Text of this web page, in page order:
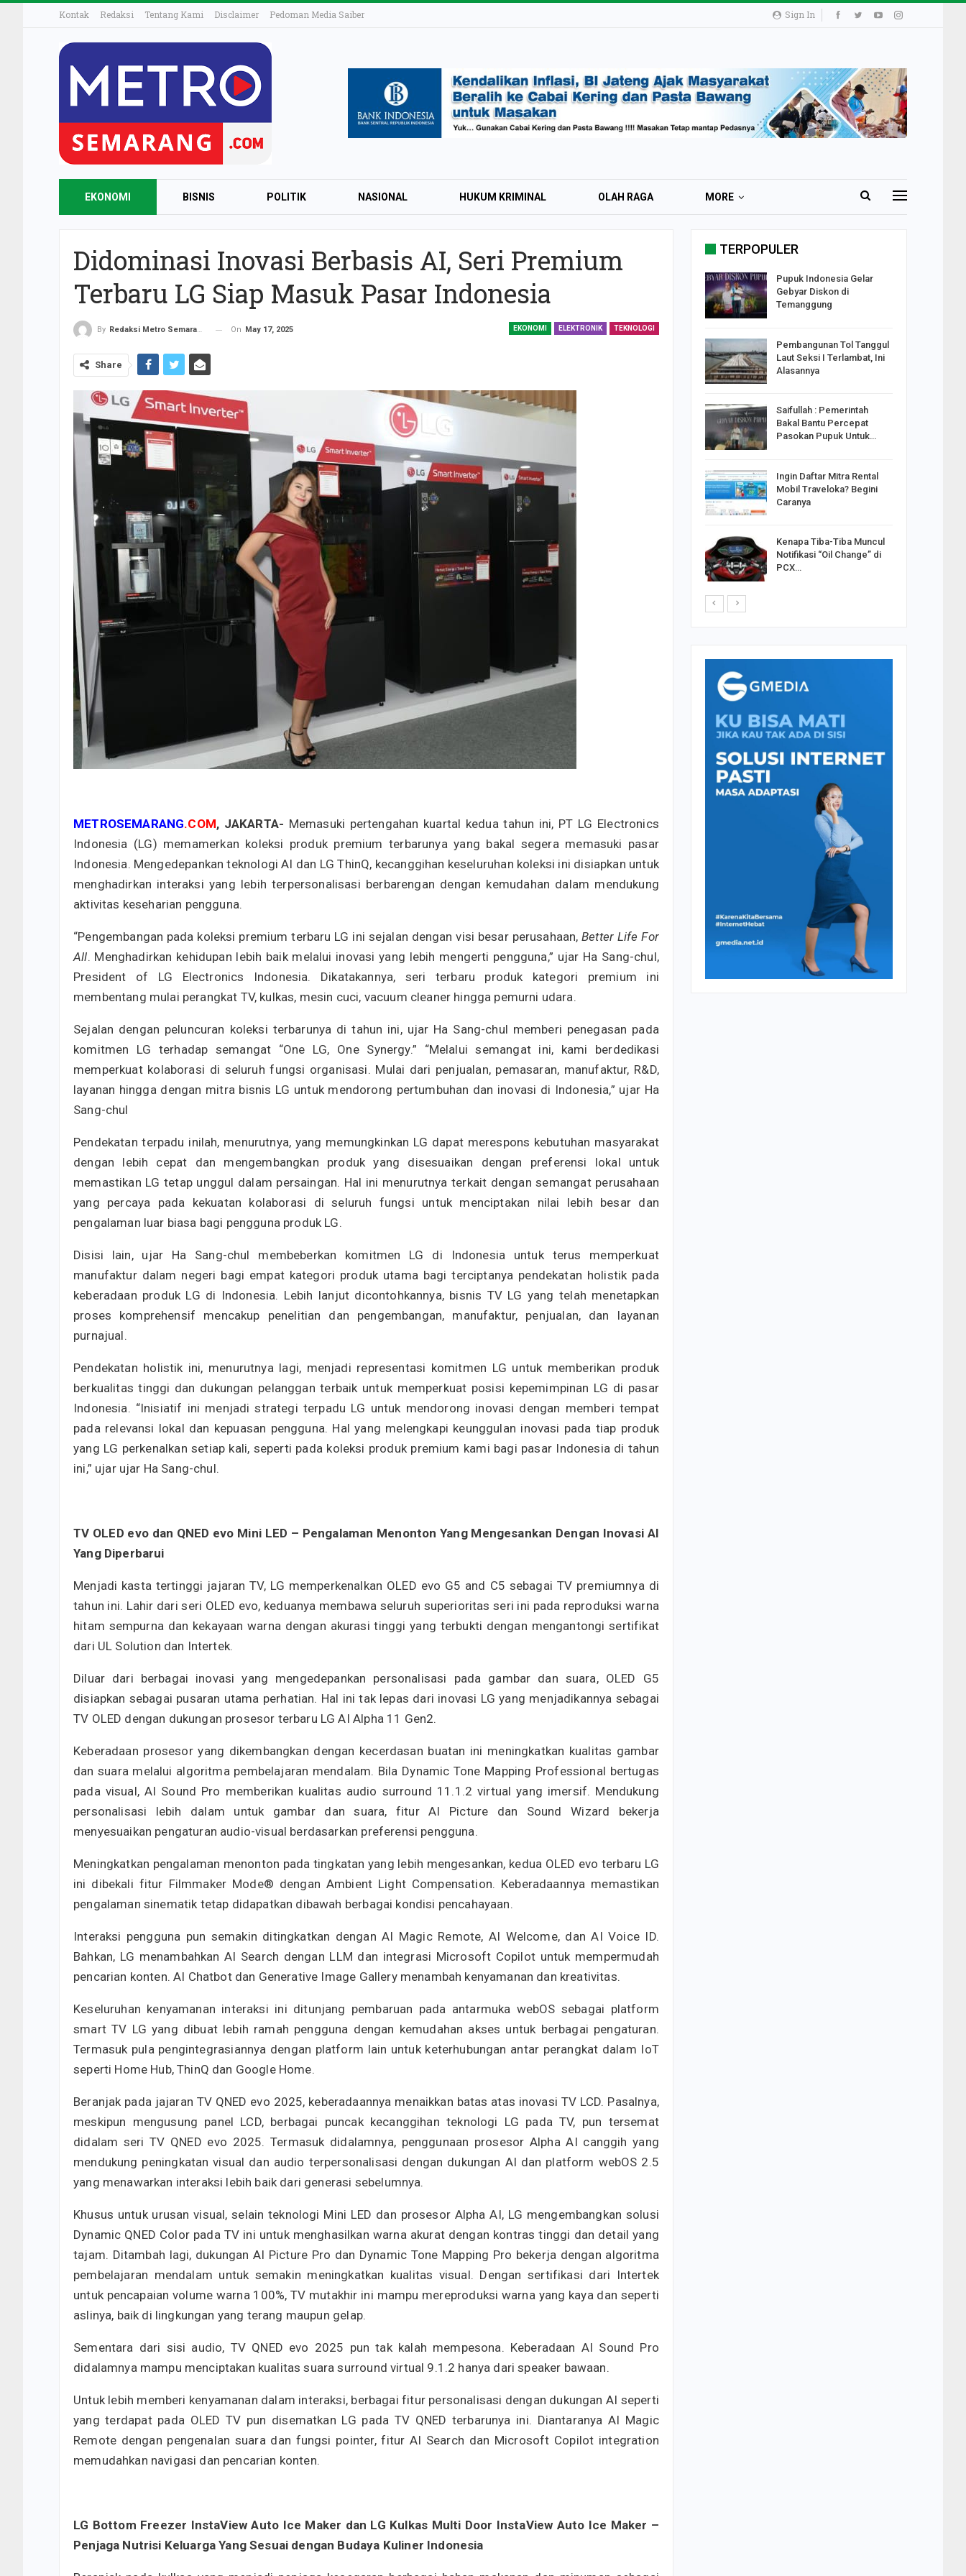
Sign In
Kontak Redaksi Tentang Kami Disclaimer Pedoman Media Saiber
EKONOMI BISNIS POLITIK NASIONAL HUKUM KRIMINAL OLAH RAGA MORE
Didominasi Inovasi Berbasis AI, Seri Premium
Terbaru LG Siap Masuk Pasar Indonesia
EKONOMI ELEKTRONIK TEKNOLOGI
By Redaksi Metro Semarang On May 17, 2025
Share
METROSEMARANG.COM, JAKARTA- Memasuki pertengahan kuartal kedua tahun ini, PT LG Electronics
Indonesia (LG) memamerkan koleksi produk premium terbarunya yang bakal segera memasuki pasar
Indonesia. Mengedepankan teknologi AI dan LG ThinQ, kecanggihan keseluruhan koleksi ini disiapkan untuk
menghadirkan interaksi yang lebih terpersonalisasi berbarengan dengan kemudahan dalam mendukung
aktivitas keseharian pengguna.
“Pengembangan pada koleksi premium terbaru LG ini sejalan dengan visi besar perusahaan,Better Life For
All. Menghadirkan kehidupan lebih baik melalui inovasi yang lebih mengerti pengguna,” ujar Ha Sang-chul,
President of LG Electronics Indonesia. Dikatakannya, seri terbaru produk kategori premium ini
membentang mulai perangkat TV, kulkas, mesin cuci, vacuum cleaner hingga pemurni udara.
Sejalan dengan peluncuran koleksi terbarunya di tahun ini, ujar Ha Sang-chul memberi penegasan pada
komitmen LG terhadap semangat “One LG, One Synergy.” “Melalui semangat ini, kami berdedikasi
memperkuat kolaborasi di seluruh fungsi organisasi. Mulai dari penjualan, pemasaran, manufaktur, R&D,
layanan hingga dengan mitra bisnis LG untuk mendorong pertumbuhan dan inovasi di Indonesia,” ujar Ha
Sang-chul
Pendekatan terpadu inilah, menurutnya, yang memungkinkan LG dapat merespons kebutuhan masyarakat
dengan lebih cepat dan mengembangkan produk yang disesuaikan dengan preferensi lokal untuk
memastikan LG tetap unggul dalam persaingan. Hal ini menurutnya terkait dengan semangat perusahaan
yang percaya pada kekuatan kolaborasi di seluruh fungsi untuk menciptakan nilai lebih besar dan
pengalaman luar biasa bagi pengguna produk LG.
Disisi lain, ujar Ha Sang-chul membeberkan komitmen LG di Indonesia untuk terus memperkuat
manufaktur dalam negeri bagi empat kategori produk utama bagi terciptanya pendekatan holistik pada
keberadaan produk LG di Indonesia. Lebih lanjut dicontohkannya, bisnis TV LG yang telah menetapkan
proses komprehensif mencakup penelitian dan pengembangan, manufaktur, penjualan, dan layanan
purnajual.
Pendekatan holistik ini, menurutnya lagi, menjadi representasi komitmen LG untuk memberikan produk
berkualitas tinggi dan dukungan pelanggan terbaik untuk memperkuat posisi kepemimpinan LG di pasar
Indonesia. “Inisiatif ini menjadi strategi terpadu LG untuk mendorong inovasi dengan memberi tempat
pada relevansi lokal dan kepuasan pengguna. Hal yang melengkapi keunggulan inovasi pada tiap produk
yang LG perkenalkan setiap kali, seperti pada koleksi produk premium kami bagi pasar Indonesia di tahun
ini,” ujar ujar Ha Sang-chul.
TV OLED evo dan QNED evo Mini LED – Pengalaman Menonton Yang Mengesankan Dengan Inovasi AI
Yang Diperbarui
Menjadi kasta tertinggi jajaran TV, LG memperkenalkan OLED evo G5 and C5 sebagai TV premiumnya di
tahun ini. Lahir dari seri OLED evo, keduanya membawa seluruh superioritas seri ini pada reproduksi warna
hitam sempurna dan kekayaan warna dengan akurasi tinggi yang terbukti dengan mengantongi sertifikat
dari UL Solution dan Intertek.
Diluar dari berbagai inovasi yang mengedepankan personalisasi pada gambar dan suara, OLED G5
disiapkan sebagai pusaran utama perhatian. Hal ini tak lepas dari inovasi LG yang menjadikannya sebagai
TV OLED dengan dukungan prosesor terbaru LG AI Alpha 11 Gen2.
Keberadaan prosesor yang dikembangkan dengan kecerdasan buatan ini meningkatkan kualitas gambar
dan suara melalui algoritma pembelajaran mendalam. Bila Dynamic Tone Mapping Professional bertugas
pada visual, AI Sound Pro memberikan kualitas audio surround 11.1.2 virtual yang imersif. Mendukung
personalisasi lebih dalam untuk gambar dan suara, fitur AI Picture dan Sound Wizard bekerja
menyesuaikan pengaturan audio-visual berdasarkan preferensi pengguna.
Meningkatkan pengalaman menonton pada tingkatan yang lebih mengesankan, kedua OLED evo terbaru LG
ini dibekali fitur Filmmaker Mode®️ dengan Ambient Light Compensation. Keberadaannya memastikan
pengalaman sinematik tetap didapatkan dibawah berbagai kondisi pencahayaan.
Interaksi pengguna pun semakin ditingkatkan dengan AI Magic Remote, AI Welcome, dan AI Voice ID.
Bahkan, LG menambahkan AI Search dengan LLM dan integrasi Microsoft Copilot untuk mempermudah
pencarian konten. AI Chatbot dan Generative Image Gallery menambah kenyamanan dan kreativitas.
Keseluruhan kenyamanan interaksi ini ditunjang pembaruan pada antarmuka webOS sebagai platform
smart TV LG yang dibuat lebih ramah pengguna dengan kemudahan akses untuk berbagai pengaturan.
Termasuk pula pengintegrasiannya dengan platform lain untuk keterhubungan antar perangkat dalam IoT
seperti Home Hub, ThinQ dan Google Home.
Beranjak pada jajaran TV QNED evo 2025, keberadaannya menaikkan batas atas inovasi TV LCD. Pasalnya,
meskipun mengusung panel LCD, berbagai puncak kecanggihan teknologi LG pada TV, pun tersemat
didalam seri TV QNED evo 2025. Termasuk didalamnya, penggunaan prosesor Alpha AI canggih yang
mendukung peningkatan visual dan audio terpersonalisasi dengan dukungan AI dan platform webOS 2.5
yang menawarkan interaksi lebih baik dari generasi sebelumnya.
Khusus untuk urusan visual, selain teknologi Mini LED dan prosesor Alpha AI, LG mengembangkan solusi
Dynamic QNED Color pada TV ini untuk menghasilkan warna akurat dengan kontras tinggi dan detail yang
tajam. Ditambah lagi, dukungan AI Picture Pro dan Dynamic Tone Mapping Pro bekerja dengan algoritma
pembelajaran mendalam untuk semakin meningkatkan kualitas visual. Dengan sertifikasi dari Intertek
untuk pencapaian volume warna 100%, TV mutakhir ini mampu mereproduksi warna yang kaya dan seperti
aslinya, baik di lingkungan yang terang maupun gelap.
Sementara dari sisi audio, TV QNED evo 2025 pun tak kalah mempesona. Keberadaan AI Sound Pro
didalamnya mampu menciptakan kualitas suara surround virtual 9.1.2 hanya dari speaker bawaan.
Untuk lebih memberi kenyamanan dalam interaksi, berbagai fitur personalisasi dengan dukungan AI seperti
yang terdapat pada OLED TV pun disematkan LG pada TV QNED terbarunya ini. Diantaranya AI Magic
Remote dengan pengenalan suara dan fungsi pointer, fitur AI Search dan Microsoft Copilot integration
memudahkan navigasi dan pencarian konten.
LG Bottom Freezer InstaView Auto Ice Maker dan LG Kulkas Multi Door InstaView Auto Ice Maker –
Penjaga Nutrisi Keluarga Yang Sesuai dengan Budaya Kuliner Indonesia
TERPOPULER
Relawan “Aksi Sahabat
Sawah, Kafe Angon Jiwo
Pupuk Indonesia Gelar
Gebyar Diskon di
Temanggung
Pembangunan Tol Tanggul
Laut Seksi I Terlambat, Ini
Alasannya
Saifullah : Pemerintah
Bakal Bantu Percepat
Pasokan Pupuk Untuk…
Ingin Daftar Mitra Rental
Mobil Traveloka? Begini
Caranya
Kenapa Tiba-Tiba Muncul
Notifikasi “Oil Change” di
PCX…